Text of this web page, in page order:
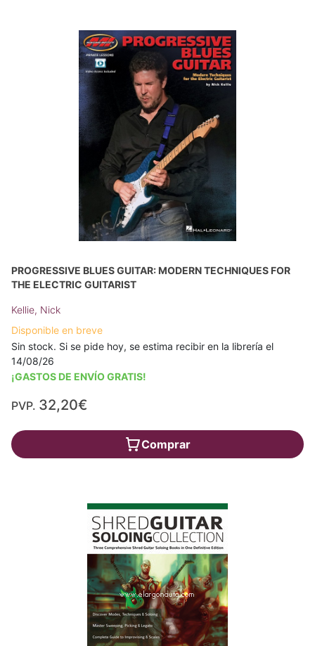
PROGRESSIVE BLUES GUITAR: MODERN TECHNIQUES FOR
THE ELECTRIC GUITARIST
Kellie, Nick
Disponible en breve
Sin stock. Si se pide hoy, se estima recibir en la librería el
14/08/26
¡GASTOS DE ENVÍO GRATIS!
PVP. 32,20€
Comprar